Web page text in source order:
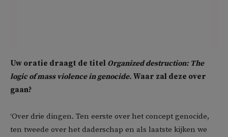
Uw oratie draagt de titel Organized destruction: The
logic of mass violence in genocide. Waar zal deze over
gaan?
‘Over drie dingen. Ten eerste over het concept genocide,
ten tweede over het daderschap en als laatste kijken we